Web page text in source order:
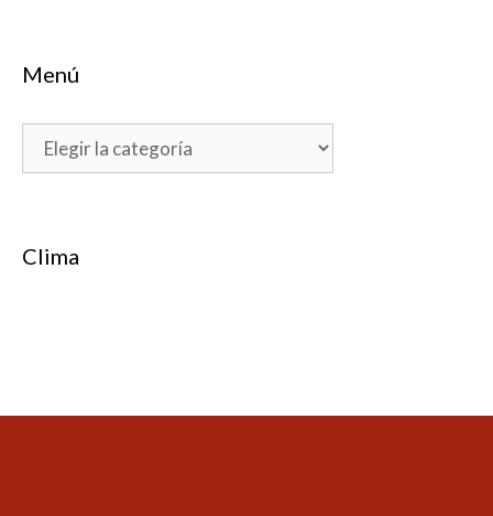
Menú
Menú
Clima